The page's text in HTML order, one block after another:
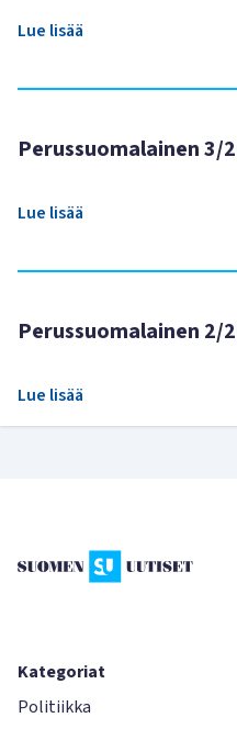
Lue lisää
Perussuomalainen 3/
Lue lisää
Perussuomalainen 2/
Lue lisää
Kategoriat
Politiikka